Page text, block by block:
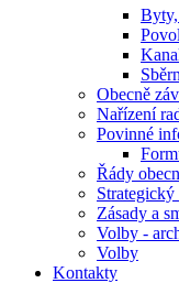
Obecně
Nařízení
Povinné
Řády
Strategický
Zásady a
Volby -
Volby
Kontakty